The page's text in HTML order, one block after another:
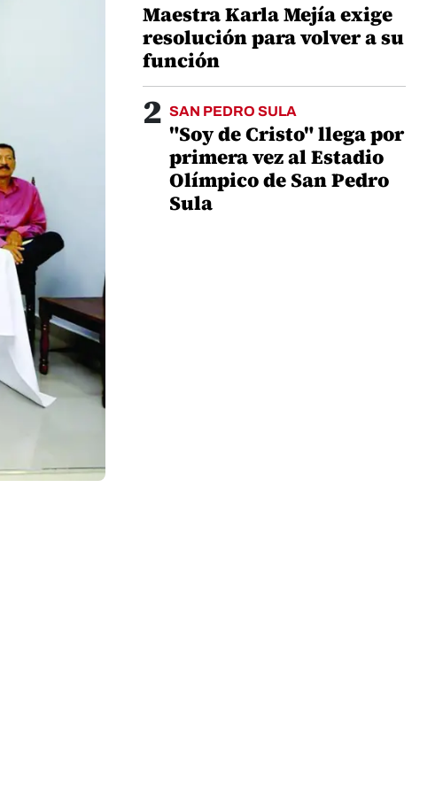
Maestra Karla Mejía exige
resolución para volver a su
función
2 SAN PEDRO SULA
"Soy de Cristo" llega por
primera vez al Estadio
Olímpico de San Pedro
Sula